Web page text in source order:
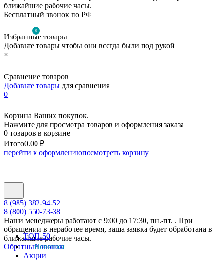
ближайшие рабочие часы.
Бесплатный звонок по РФ
0
Избранные товары
Добавьте товары чтобы они всегда были под рукой
×
Сравнение товаров
Добавьте товары для сравнения
0
Корзина Ваших покупок.
Нажмите для просмотра товаров и оформления заказа
0 товаров в корзине
Итого0.00 ₽
перейти к оформлениюпосмотреть корзину
8 (985) 382-94-52
8 (800) 550-73-38
Наши менеджеры работают с 9:00 до 17:30, пн.-пт. . При
обращении в нерабочее время, ваша заявка будет обработана в
ближайшие рабочие часы.
Обратный звонок
ТОП-50
Новинки
Акции